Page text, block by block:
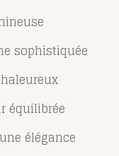
sophistiquée
équilibrée
élégance